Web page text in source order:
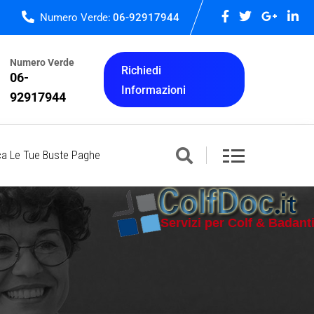
Numero Verde: 06-92917944
Numero Verde
06-
92917944
Richiedi
Informazioni
Le Tue Buste Paghe